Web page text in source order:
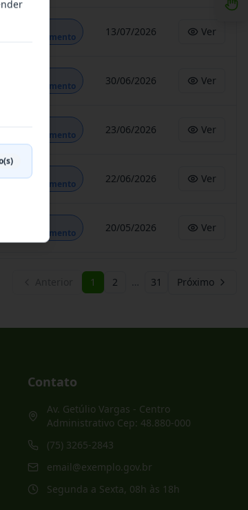
Andamento
13/07/2026 Ver
Andamento
30/06/2026 Ver
Andamento
23/06/2026 Ver
Em
Andamento
22/06/2026 Ver
Andamento
20/05/2026 Ver
1 2 … 31 Próximo
Contato
Av. Getúlio Vargas - Centro
Administrativo Cep: 48.880-000
(75) 3265-2843
email@exemplo.gov.br
Segunda a Sexta, 08h às 18h